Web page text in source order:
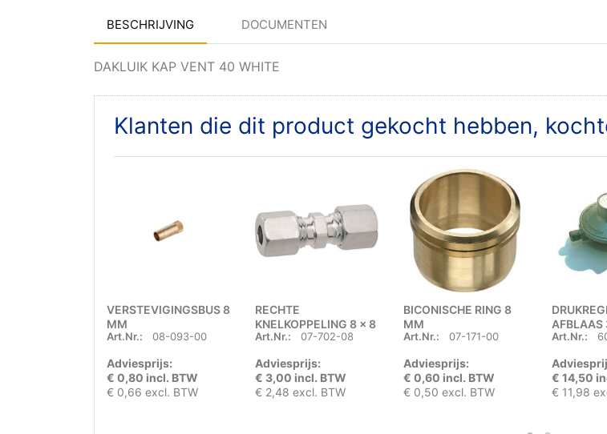
BESCHRIJVING DOCUMENTEN
DAKLUIK KAP VENT 40 WHITE
Klanten die dit product gekocht hebben,
VERSTEVIGINGSBUS 8
MM
Art.Nr.: 08-093-00
Adviesprijs:
€ 0,80 incl. BTW
€ 0,66 excl. BTW
RECHTE
KNELKOPPELING 8 x 8
MM
Art.Nr.: 07-702-08
Adviesprijs:
€ 3,00 incl. BTW
€ 2,48 excl. BTW
BICONISCHE RING 8
MM
Art.Nr.: 07-171-00
Adviesprijs:
€ 0,60 incl. BTW
€ 0,50 excl. BTW
AFBLAAS
UNI x ¼"
Art.Nr.:
€ 14,50
€ 11,98